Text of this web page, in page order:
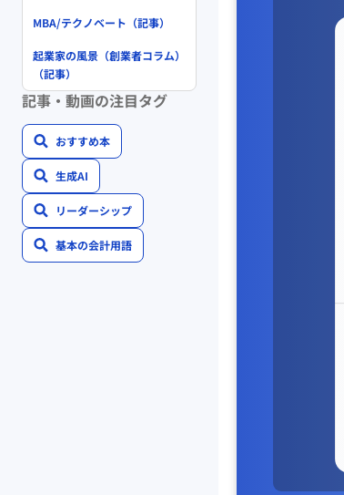
MBA/テクノベート（記事）
起業家の風景（創業者コラム）
（記事）
記事・動画の注目タグ
おすすめ本
生成AI
リーダーシップ
基本の会計用語